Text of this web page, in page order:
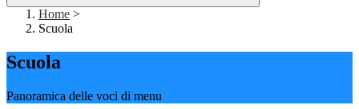
Home >
Scuola
Scuola
Panoramica delle voci di menu